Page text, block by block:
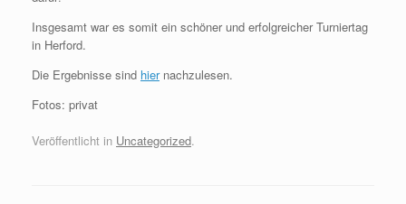
Insgesamt war es somit ein schöner und erfolgreicher Turniertag
in Herford.
Die Ergebnisse sind hiernachzulesen.
Fotos: privat
Veröffentlicht in Uncategorized.